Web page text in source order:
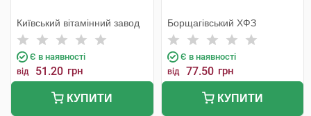
Київський вітамінний завод
Є в наявності
від 51.20 грн
КУПИТИ
Борщагівський ХФЗ
Є в наявності
від 77.50 грн
КУПИТИ